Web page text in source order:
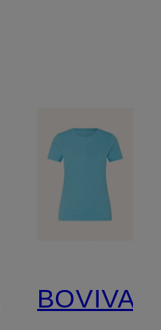
BOVIVA